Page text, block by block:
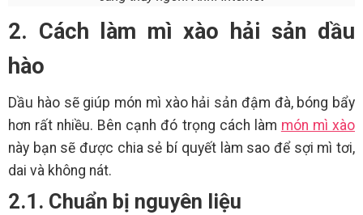
2. Cách làm mì xào hải sản dầu
hào
Dầu hào sẽ giúp món mì xào hải sản đậm đà, bóng bẩy
hơn rất nhiều. Bên cạnh đó trọng cách làm món mì xào
này bạn sẽ được chia sẻ bí quyết làm sao để sợi mì tơi,
dai và không nát.
2.1. Chuẩn bị nguyên liệu